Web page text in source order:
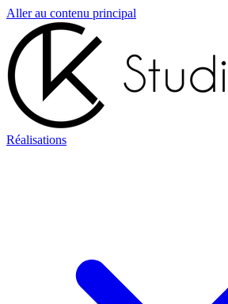
Aller au contenu principal
Réalisations